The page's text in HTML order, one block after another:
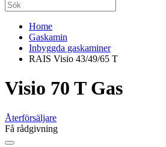
Home
Gaskamin
Inbyggda gaskaminer
RAIS Visio 43/49/65 T
Visio 70 T Gas
Återförsäljare
Få rådgivning